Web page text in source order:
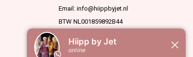
Email: info@hiippbyjet.nl
BTW NL001859892B44